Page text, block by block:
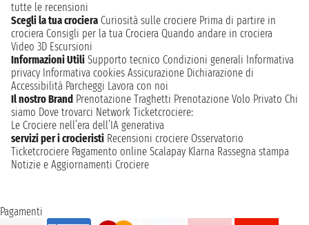
tutte le recensioni
Scegli la tua crociera Curiosità sulle crociere Prima di partire in
crociera Consigli per la tua Crociera Quando andare in crociera
Video 3D Escursioni
Informazioni Utili Supporto tecnico Condizioni generali Informativa
privacy Informativa cookies Assicurazione Dichiarazione di
Accessibilità Parcheggi Lavora con noi
Il nostro Brand Prenotazione Traghetti Prenotazione Volo Privato Chi
siamo Dove trovarci Network Ticketcrociere:
Le Crociere nell’era dell’IA generativa
servizi per i crocieristi Recensioni crociere Osservatorio
Ticketcrociere Pagamento online Scalapay Klarna Rassegna stampa
Notizie e Aggiornamenti Crociere
Pagamenti